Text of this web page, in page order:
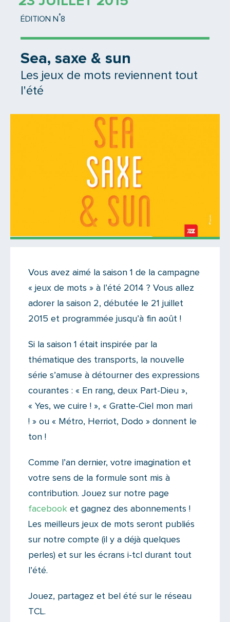
ÉDITION N °8
Sea, saxe & sun
Les jeux de mots reviennent tout
l'été
Il n'y a aucun commentaire...
Ajoutez le vôtre
Vous avez aimé la saison 1 de la campagne
« jeux de mots » à l’été 2014 ? Vous allez
adorer la saison 2, débutée le 21 juillet
2015 et programmée jusqu’à fin août !
Si la saison 1 était inspirée par la
thématique des transports, la nouvelle
série s’amuse à détourner des expressions
courantes : « En rang, deux Part-Dieu »,
« Yes, we cuire ! », « Gratte-Ciel mon mari
! » ou « Métro, Herriot, Dodo » donnent le
ton !
Comme l’an dernier, votre imagination et
votre sens de la formule sont mis à
contribution. Jouez sur notre page
facebook et gagnez des abonnements !
Les meilleurs jeux de mots seront publiés
sur notre compte (il y a déjà quelques
perles) et sur les écrans i-tcl durant tout
l’été.
Jouez, partagez et bel été sur le réseau
TCL.